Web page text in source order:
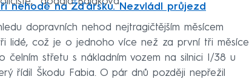
nehodě na Žďársku. Nezvládl průjezd
dopravních nehod nejtragičtějším měsícem
lidé, což je o jednoho více než za první tři měsíce
čelním střetu s nákladním vozem na silnici I/38 u
řídil Škodu Fabia. O pár dnů později nepřežil